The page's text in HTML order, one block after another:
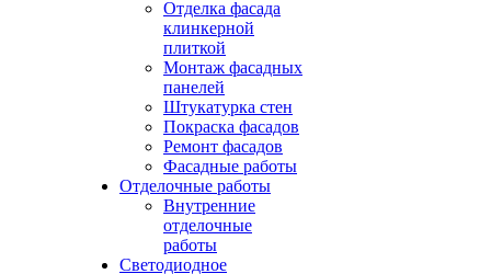
Отделка фасада
клинкерной
плиткой
Монтаж фасадных
панелей
Штукатурка стен
Покраска фасадов
Ремонт фасадов
Фасадные работы
Отделочные работы
Внутренние
отделочные
работы
Светодиодное